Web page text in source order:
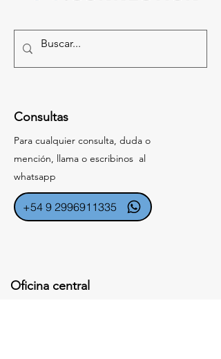
Consultas
Para cualquier consulta, duda o
mención, llama o escribinos al
whatsapp
+54 9 2996911335
Oficina central